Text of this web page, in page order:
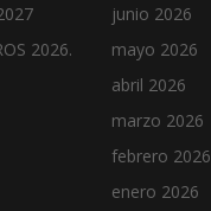
2026.
junio 2026
mayo 2026
abril 2026
marzo 2026
febrero 2026
enero 2026